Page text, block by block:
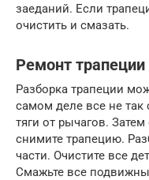
заеданий. Если
очистить и смазать.
Ремонт трапеции
Разборка трапеции
самом деле все не так
тяги от рычагов.
снимите трапецию.
части. Очистите все
Смажьте все